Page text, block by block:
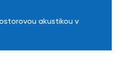
akustikou v